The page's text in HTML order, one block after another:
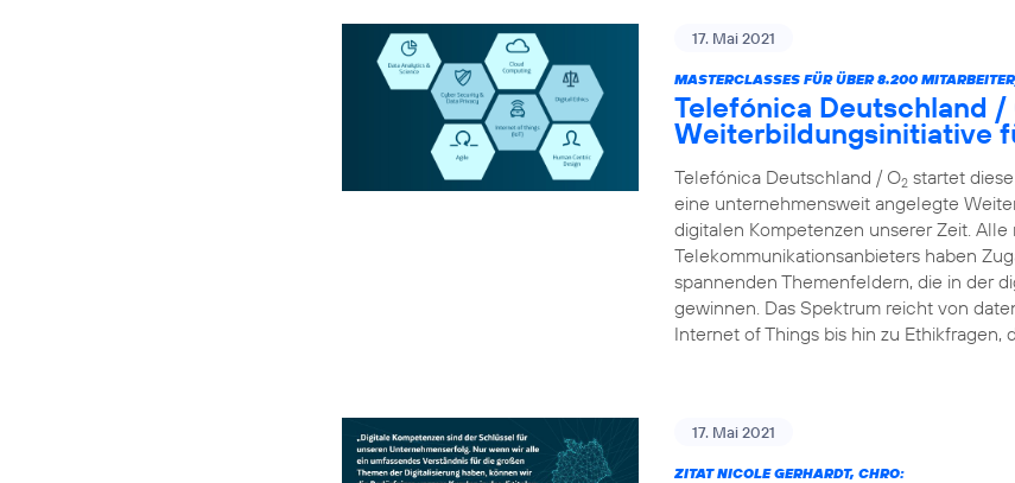
17. Mai 2021
MASTERCLASSES FÜR ÜBER 8.200
Telefónica Deutschland /
Weiterbildungsinitiative
Telefónica Deutschland / O2 startet
eine unternehmensweit angelegte
digitalen Kompetenzen unserer Zeit.
Telekommunikationsanbieters haben
spannenden Themenfeldern, die in der
gewinnen. Das Spektrum reicht von
Internet of Things bis hin zu
17. Mai 2021
ZITAT NICOLE GERHARDT, CHRO: